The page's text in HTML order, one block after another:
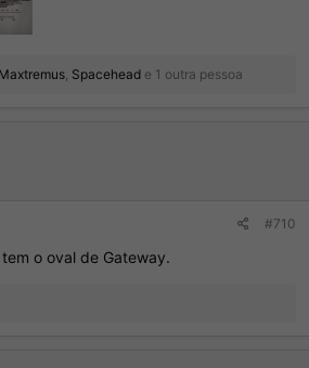
Maxtremus Spacehead e 1 outra pessoa
#710
o oval de Gateway.